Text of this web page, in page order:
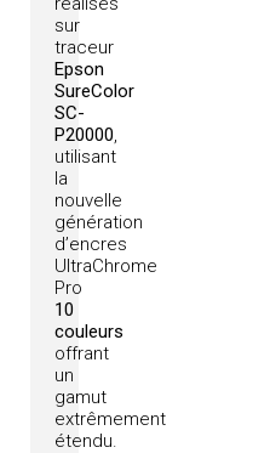
sur
traceur
Epson
SureColor
SC-
P20000,
utilisant
la
nouvelle
génération
d’encres
UltraChrome
Pro
10
couleurs
offrant
un
gamut
extrêmement
étendu.